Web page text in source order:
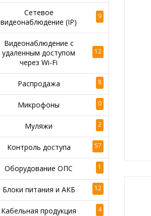
9
Сетевое
видеонаблюдение (IP)
12
Видеонаблюдение с
удаленным доступом
через Wi-Fi
8
Распродажа
0
Микрофоны
2
Муляжи
57
Контроль доступа
1
Оборудование ОПС
12
Блоки питания и АКБ
4
Кабельная продукция